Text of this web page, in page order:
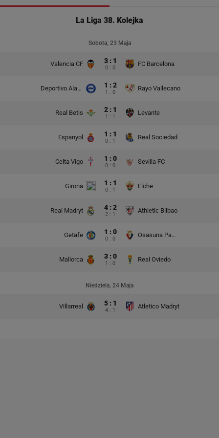
La Liga 38. Kolejka
Sobota, 23 Maja
Valencia CF 3 : 1
0 : 0
FC Barcelona
Deportivo Alaves 1 : 2
1 : 0
Rayo Vallecano
Real Betis 2 : 1
1 : 1
Levante
Espanyol 1 : 1
0 : 1
Real Sociedad
Celta Vigo 1 : 0
0 : 0
Sevilla FC
Girona 1 : 1
0 : 1
Elche
Real Madryt 4 : 2
2 : 1
Athletic Bilbao
Getafe 1 : 0
0 : 0
Osasuna Pampeluna
Mallorca 3 : 0
1 : 0
Real Oviedo
Niedziela, 24 Maja
Villarreal 5 : 1
4 : 1
Atletico Madryt